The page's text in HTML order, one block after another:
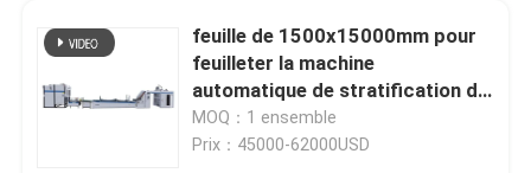
feuille de 1500x15000mm pour
feuilleter la machine
automatique de stratification de
litho de machine avec l'empileur
de flop flop
MOQ：1 ensemble
Prix：45000-62000USD